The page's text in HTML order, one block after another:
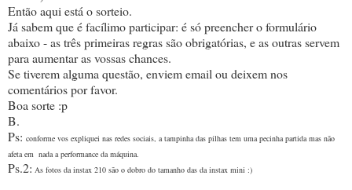
Então aqui está o sorteio.
Já sabem que é facílimo participar: é só preencher o formulário
abaixo - as três primeiras regras são obrigatórias, e as outras servem
para aumentar as vossas chances.
Se tiverem alguma questão, enviem email ou deixem nos
comentários por favor.
Boa sorte :p
B.
Ps: conforme vos expliquei nas redes sociais, a tampinha das pilhas tem uma pecinha partida mas não
afeta em nada a performance da máquina.
Ps.2: As fotos da instax 210 são o dobro do tamanho das da instax mini :)